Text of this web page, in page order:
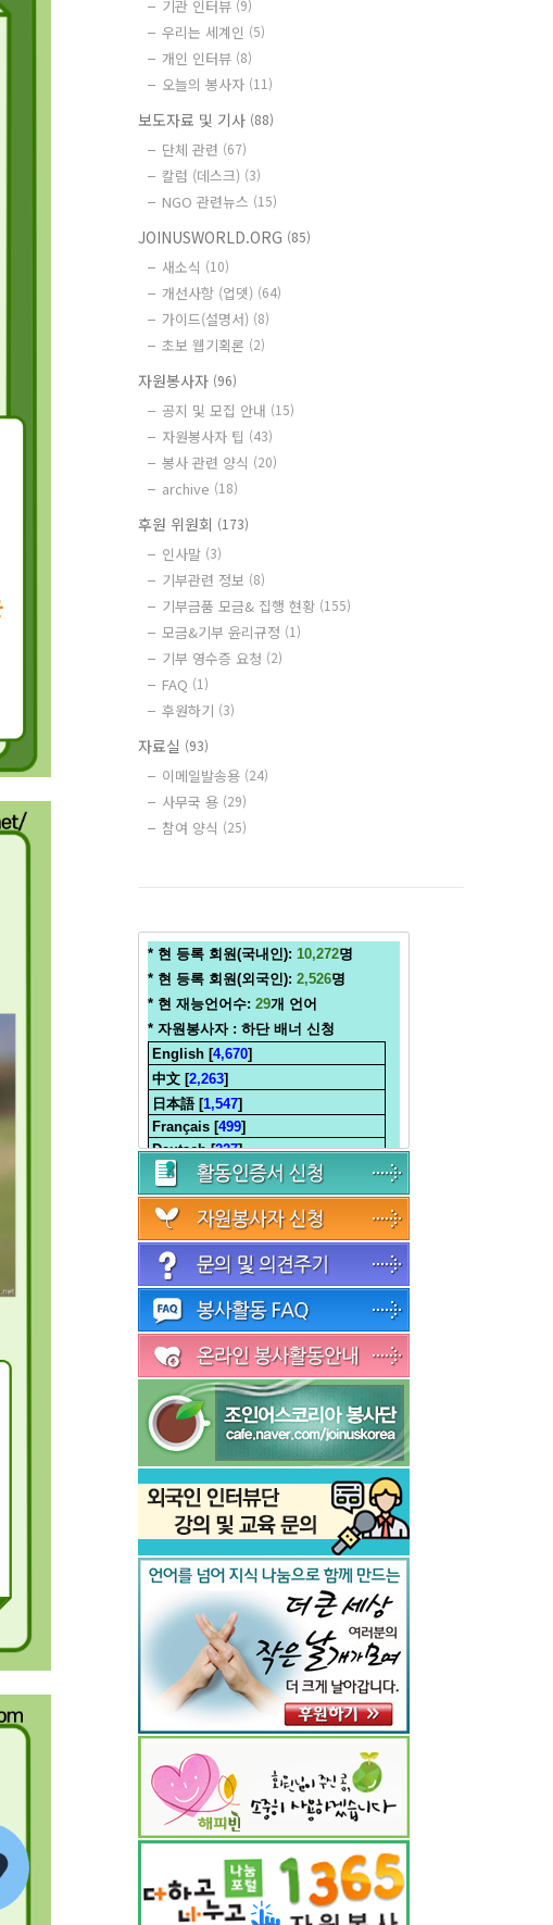
기관 인터뷰 (9)
우리는 세계인 (5)
개인 인터뷰 (8)
오늘의 봉사자 (11)
보도자료 및 기사 (88)
단체 관련 (67)
칼럼 (데스크) (3)
NGO 관련뉴스 (15)
JOINUSWORLD.ORG (85)
새소식 (10)
개선사항 (업뎃) (64)
가이드(설명서) (8)
초보 웹기획론 (2)
자원봉사자 (96)
공지 및 모집 안내 (15)
자원봉사자 팁 (43)
봉사 관련 양식 (20)
archive (18)
후원 위원회 (173)
인사말 (3)
기부관련 정보 (8)
기부금품 모금& 집행 현황 (155)
모금&기부 윤리규정 (1)
기부 영수증 요청 (2)
FAQ (1)
후원하기 (3)
자료실 (93)
이메일발송용 (24)
사무국 용 (29)
참여 양식 (25)